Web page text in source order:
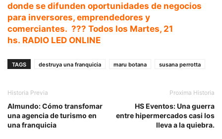
donde se difunden oportunidades de negocios
para inversores, emprendedores y
comerciantes. ??️? Todos los Martes, 21
hs. RADIO LED ONLINE
TAGS destruya una franquicia maru botana susana perrotta
Historia Previa
Almundo: Cómo transfomar
una agencia de turismo en
una franquicia
Proxima Historia
HS Eventos: Una guerra
entre hipermercados casi los
lleva a la quiebra.